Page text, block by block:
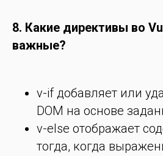
8. Какие директивы во
важные?
v-if добавляет или
DOM на основе
v-else отображает
тогда, когда